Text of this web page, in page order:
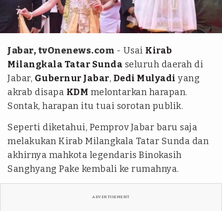
Pemprov Jabar
Jabar, tvOnenews.com - Usai Kirab
Milangkala Tatar Sunda seluruh daerah di
Jabar, Gubernur Jabar, Dedi Mulyadi yang
akrab disapa KDM melontarkan harapan.
Sontak, harapan itu tuai sorotan publik.
Seperti diketahui, Pemprov Jabar baru saja
melakukan Kirab Milangkala Tatar Sunda dan
akhirnya mahkota legendaris Binokasih
Sanghyang Pake kembali ke rumahnya.
ADVERTISEMENT